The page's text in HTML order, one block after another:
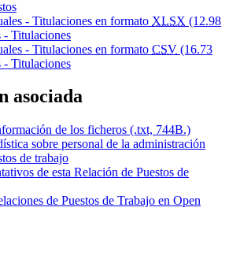
- Titulaciones en formato XLSX (12.98
- Titulaciones
- Titulaciones en formato CSV (16.73
- Titulaciones
asociada
de los ficheros (.txt, 744B.)
sobre personal de la administración
de trabajo
de esta Relación de Puestos de
de Puestos de Trabajo en Open